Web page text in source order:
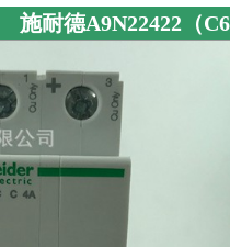
施耐德A9N22422（